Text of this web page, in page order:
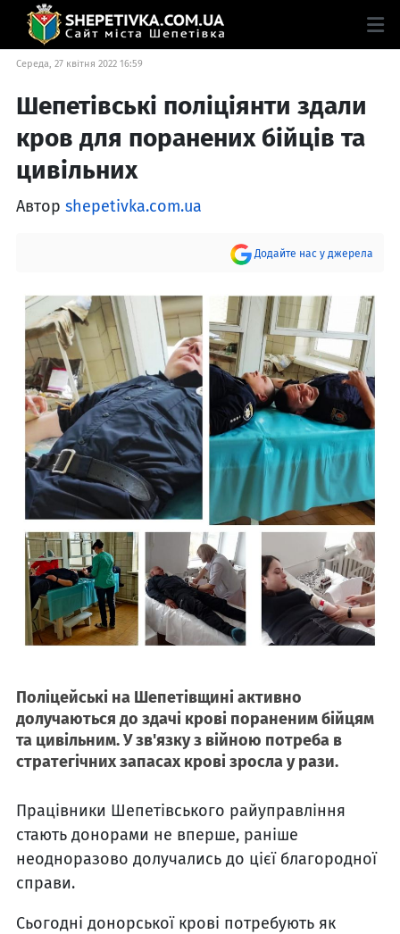
Середа, 27 квітня 2022 16:59
Шепетівські поліціянти здали
кров для поранених бійців та
цивільних
Автор shepetivka.com.ua
Додайте нас у джерела
Поліцейські на Шепетівщині активно
долучаються до здачі крові пораненим бійцям
та цивільним. У зв'язку з війною потреба в
стратегічних запасах крові зросла у рази.
Працівники Шепетівського райуправління
стають донорами не вперше, раніше
неодноразово долучались до цієї благородної
справи.
Сьогодні донорської крові потребують як